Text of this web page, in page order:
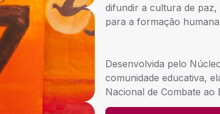
difundir a cultura de
para a formação
Desenvolvida pelo
comunidade educativa,
Nacional de Combate ao